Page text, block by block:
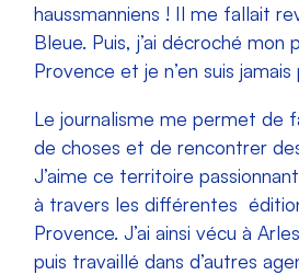
haussmanniens ! Il me fallait
Bleue. Puis, j’ai décroché mon
Provence et je n’en suis jamais
Le journalisme me permet de
de choses et de rencontrer
J’aime ce territoire
à travers les différentes
Provence. J’ai ainsi vécu à
puis travaillé dans d’autres